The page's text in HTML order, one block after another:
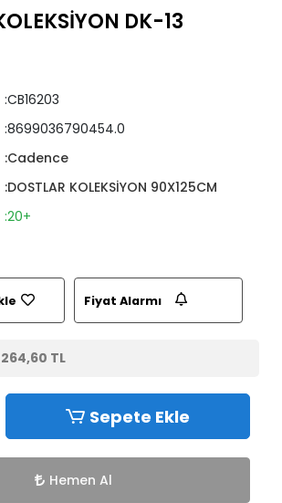
DK-13
:CB16203
:8699036790454.0
:Cadence
:DOSTLAR KOLEKSİYON 90X125CM
:20+
Fiyat Alarmı
264,60 TL
Sepete Ekle
Hemen Al